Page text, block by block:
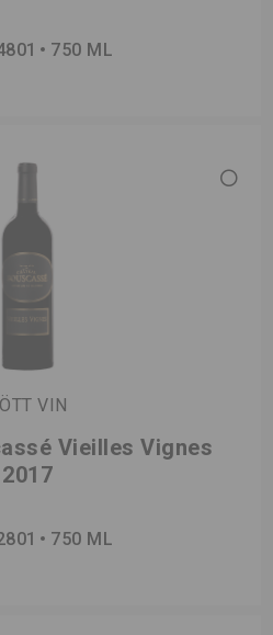
750 ML
VIN
Vieilles Vignes
2017
750 ML